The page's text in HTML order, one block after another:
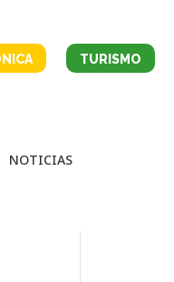
TURISMO
NOTICIAS